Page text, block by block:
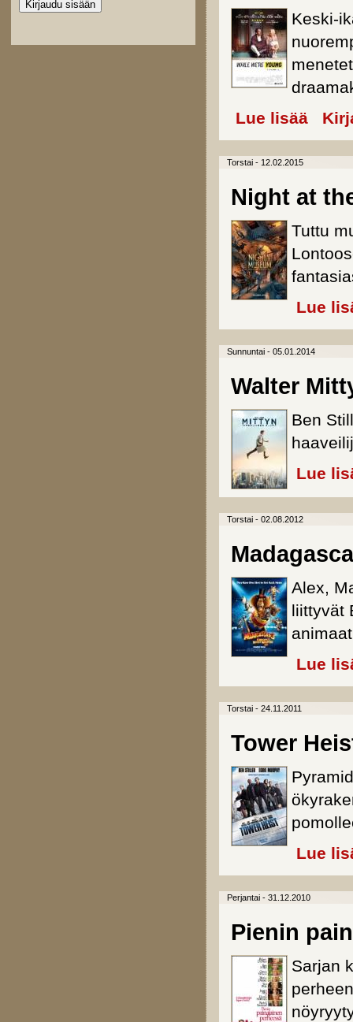
Keski-
Lue lisää about
Torstai - 12.02.2015
Night at
Tuttu
Lue
Sunnuntai - 05.01.2014
Walter
Ben
Lue
Torstai - 02.08.2012
Alex,
liittyvät
Lue
Torstai - 24.11.2011
Tower
Lue
Perjantai - 31.12.2010
Pienin
Sarjan